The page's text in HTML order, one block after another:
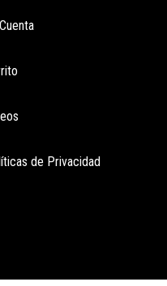
de Privacidad